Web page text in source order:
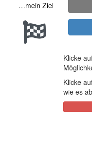
…mein Ziel
Klicke
Klicke
wie es